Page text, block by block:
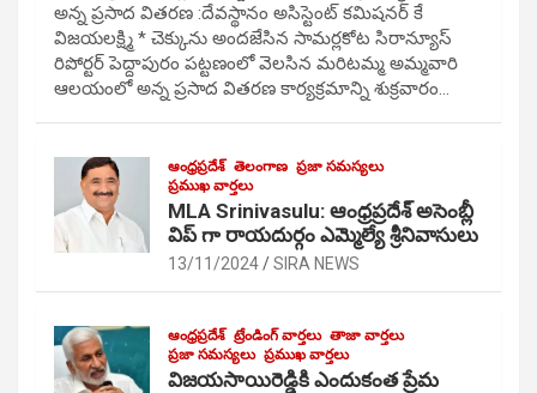
అన్న ప్రసాద వితరణ :దేవస్థానం అసిస్టెంట్ కమిషనర్ కే
విజయలక్ష్మి * చెక్కును అందజేసిన సామర్లకోట సిరాన్యూస్
రిపోర్టర్ పెద్దాపురం పట్టణంలో వెలసిన మరిటమ్మ అమ్మవారి
ఆలయంలో అన్న ప్రసాద వితరణ కార్యక్రమాన్ని శుక్రవారం…
ఆంధ్రప్రదేశ్ తెలంగాణ ప్రజా సమస్యలు
ప్రముఖ వార్తలు
MLA Srinivasulu: ఆంధ్రప్రదేశ్ అసెంబ్లీ
విప్ గా రాయదుర్గం ఎమ్మెల్యే శ్రీనివాసులు
13/11/2024 SIRA NEWS
ఆంధ్రప్రదేశ్ ట్రేండింగ్ వార్తలు తాజా వార్తలు
ప్రజా సమస్యలు ప్రముఖ వార్తలు
విజయసాయిరెడ్డికి ఎందుకంత ప్రేమ